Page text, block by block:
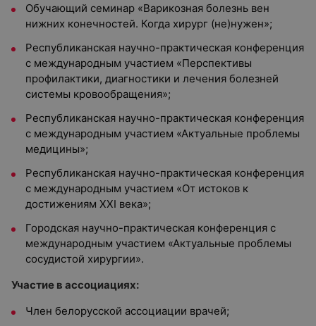
Обучающий семинар «Варикозная болезнь вен
нижних конечностей. Когда хирург (не)нужен»;
Республиканская научно-практическая конференция
с международным участием «Перспективы
профилактики, диагностики и лечения болезней
системы кровообращения»;
Республиканская научно-практическая конференция
с международным участием «Актуальные проблемы
медицины»;
Республиканская научно-практическая конференция
с международным участием «От истоков к
достижениям XXI века»;
Городская научно-практическая конференция с
международным участием «Актуальные проблемы
сосудистой хирургии».
Участие в ассоциациях:
Член белорусской ассоциации врачей;